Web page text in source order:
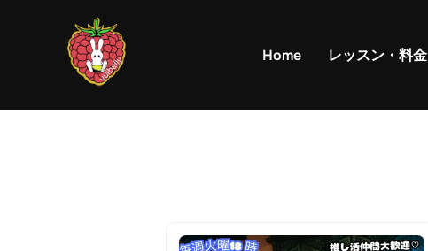
ツ
Home レッスン・料金